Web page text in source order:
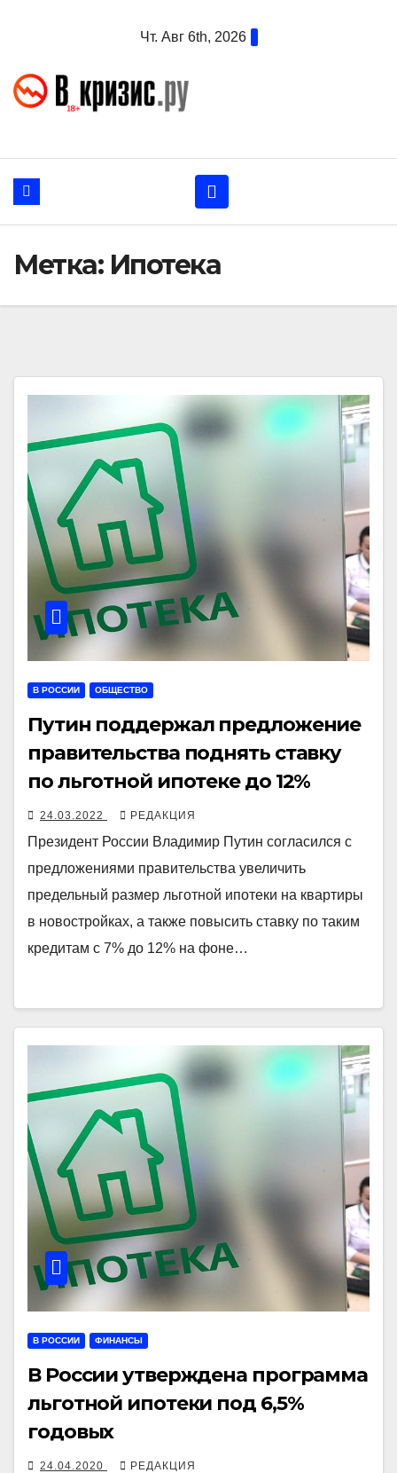
Чт. Авг 6th, 2026
Метка: Ипотека
В РОССИИ ОБЩЕСТВО
Путин поддержал предложение
правительства поднять ставку
по льготной ипотеке до 12%
24.03.2022 РЕДАКЦИЯ
Президент России Владимир Путин согласился с
предложениями правительства увеличить
предельный размер льготной ипотеки на квартиры
в новостройках, а также повысить ставку по таким
кредитам с 7% до 12% на фоне…
В РОССИИ ФИНАНСЫ
В России утверждена программа
льготной ипотеки под 6,5%
годовых
24.04.2020 РЕДАКЦИЯ